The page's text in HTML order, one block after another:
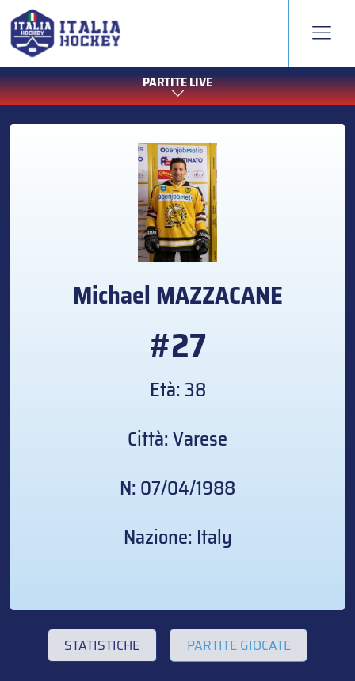
PARTITE LIVE
Michael MAZZACANE
#27
Età: 38
Città: Varese
N: 07/04/1988
Nazione: Italy
STATISTICHE PARTITE GIOCATE